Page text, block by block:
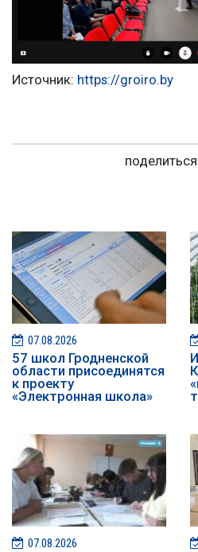
Источник: https://groiro.by
07.08.2026
57 школ Гродненской
области присоединятся
к проекту
«Электронная школа»
07.08.2026